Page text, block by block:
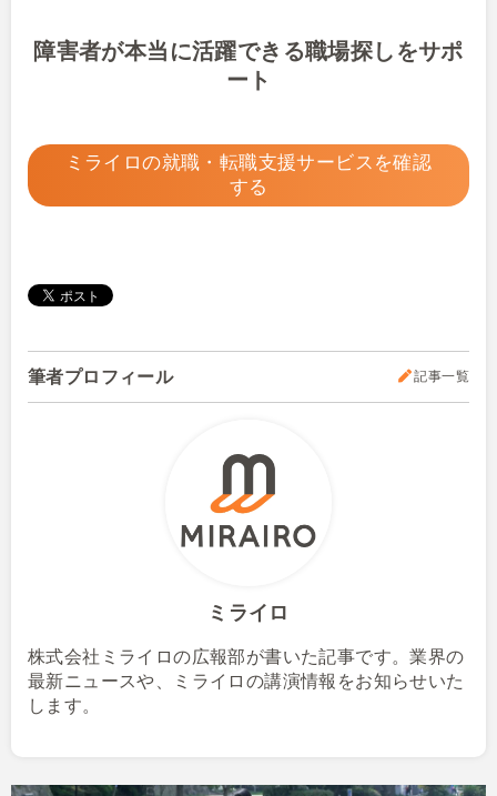
障害者が本当に活躍できる職場探しをサポ
ート
ミライロの就職・転職支援サービスを確認
する
筆者プロフィール 記事一覧
ミライロ
株式会社ミライロの広報部が書いた記事です。業界の
最新ニュースや、ミライロの講演情報をお知らせいた
します。